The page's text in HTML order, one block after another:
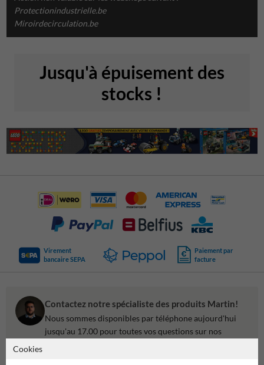
Protectionindustrielle.be
Miroirdecirculation.be
Jusqu'à épuisement des
stocks !
Virement
bancaire SEPA
Paiement par
facture
Contactez notre spécialiste des produits Martin!
Nous sommes disponibles par téléphone aujourd'hui
jusqu'au 17.00 pour toutes vos questions sur nos
Cookies